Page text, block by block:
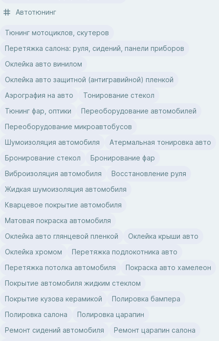
Автотюнинг
Тюнинг мотоциклов, скутеров
Перетяжка салона: руля, сидений, панели приборов
Оклейка авто винилом
Оклейка авто защитной (антигравийной) пленкой
Аэрография на авто
Тонирование стекол
Тюнинг фар, оптики
Переоборудование автомобилей
Переоборудование микроавтобусов
Шумоизоляция автомобиля
Атермальная тонировка авто
Бронирование стекол
Бронирование фар
Виброизоляция автомобиля
Восстановление руля
Жидкая шумоизоляция автомобиля
Кварцевое покрытие автомобиля
Матовая покраска автомобиля
Оклейка авто глянцевой пленкой
Оклейка крыши авто
Оклейка хромом
Перетяжка подлокотника авто
Перетяжка потолка автомобиля
Покраска авто хамелеон
Покрытие автомобиля жидким стеклом
Покрытие кузова керамикой
Полировка бампера
Полировка салона
Полировка царапин
Ремонт сидений автомобиля
Ремонт царапин салона